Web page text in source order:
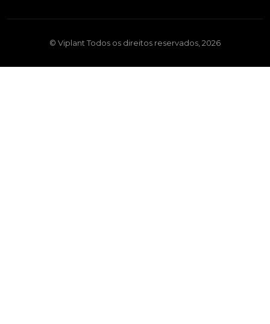
© Viplant Todos os direitos reservados, 2026